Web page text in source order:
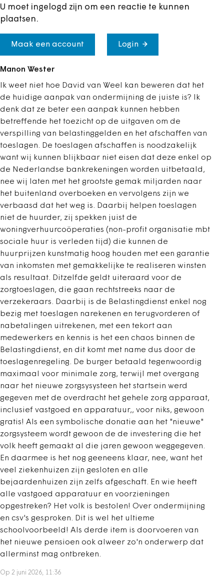
U moet ingelogd zijn om een reactie te kunnen
plaatsen.
Maak een account Login
Manon Wester
Ik weet niet hoe David van Weel kan beweren dat het
de huidige aanpak van ondermijning de juiste is? Ik
denk dat ze beter een aanpak kunnen hebben
betreffende het toezicht op de uitgaven om de
verspilling van belastinggelden en het afschaffen van
toeslagen. De toeslagen afschaffen is noodzakelijk
want wij kunnen blijkbaar niet eisen dat deze enkel op
de Nederlandse bankrekeningen worden uitbetaald,
nee wij laten met het grootste gemak miljarden naar
het buitenland overboeken en vervolgens zijn we
verbaasd dat het weg is. Daarbij helpen toeslagen
niet de huurder, zij spekken juist de
woningverhuurcoöperaties (non-profit organisatie mbt
sociale huur is verleden tijd) die kunnen de
huurprijzen kunstmatig hoog houden met een garantie
van inkomsten met gemakkelijke te realiseren winsten
als resultaat. Ditzelfde geldt uiteraard voor de
zorgtoeslagen, die gaan rechtstreeks naar de
verzekeraars. Daarbij is de Belastingdienst enkel nog
bezig met toeslagen narekenen en terugvorderen of
nabetalingen uitrekenen, met een tekort aan
medewerkers en kennis is het een chaos binnen de
Belastingdienst, en dit komt met name dus door de
toeslagenregeling. De burger betaald tegenwoordig
maximaal voor minimale zorg, terwijl met overgang
naar het nieuwe zorgsysysteen het startsein werd
gegeven met de overdracht het gehele zorg apparaat,
inclusief vastgoed en apparatuur,, voor niks, gewoon
gratis! Als een symbolische donatie aan het "nieuwe"
zorgsysteem wordt gewoon de de investering die het
volk heeft gemaakt al die jaren gewoon weggegeven.
En daarmee is het nog geeneens klaar, nee, want het
veel ziekenhuizen zijn gesloten en alle
bejaardenhuizen zijn zelfs afgeschaft. En wie heeft
alle vastgoed apparatuur en voorzieningen
opgestreken? Het volk is bestolen! Over ondermijning
en csv's gesproken. Dit is wel het ultieme
schoolvoorbeeld! Als derde item is doorvoeren van
het nieuwe pensioen ook alweer zo'n onderwerp dat
allerminst mag ontbreken.
Op 2 juni 2026, 11:36